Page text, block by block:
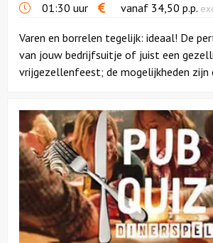
01:30 uur vanaf 34,50 p.p.
Varen en borrelen tegelijk: ideaal! De
van jouw bedrijfsuitje of juist een
vrijgezellenfeest; de mogelijkheden zijn
Bekijk
Pubquiz
dinerspel